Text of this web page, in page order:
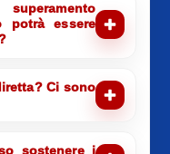
potrà essere
Ci sono
sostenere i